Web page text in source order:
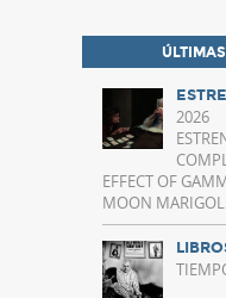
2026
EFFECT OF
MOON